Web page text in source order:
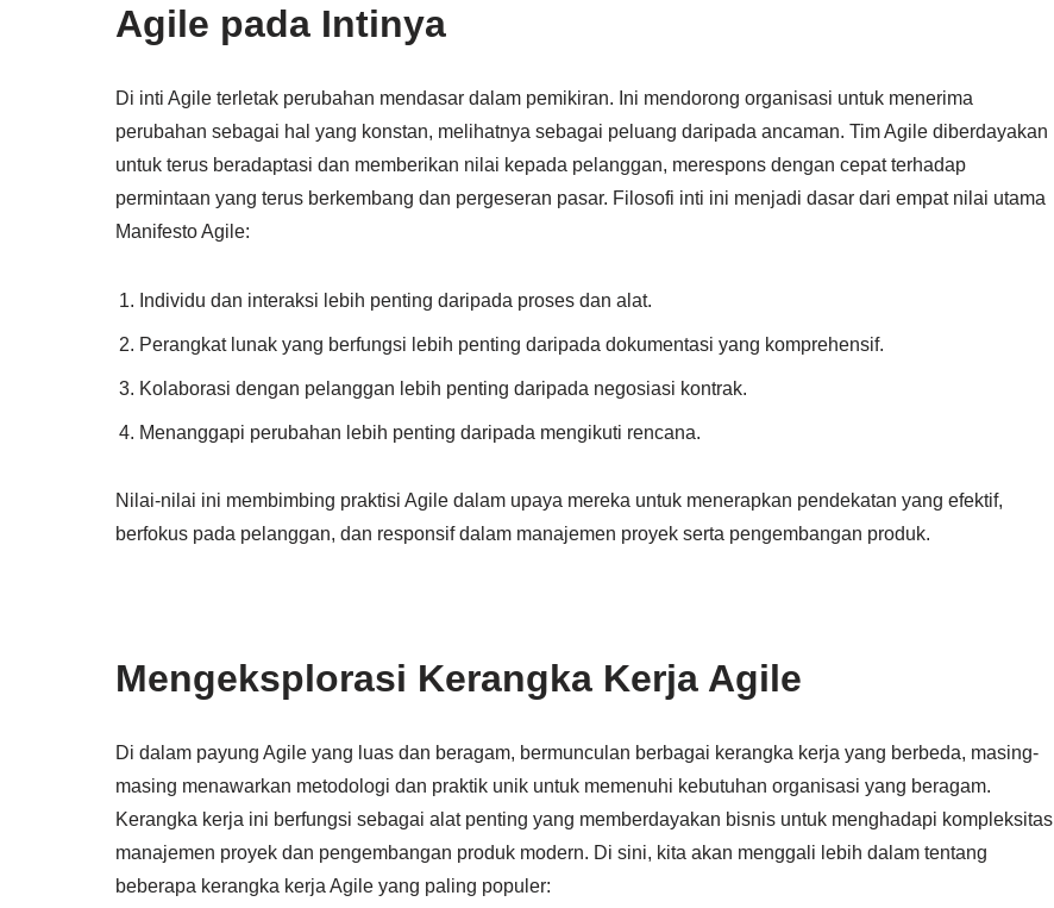
Agile pada Intinya
Di inti Agile terletak perubahan mendasar dalam pemikiran. Ini mendorong organisasi untuk menerima
perubahan sebagai hal yang konstan, melihatnya sebagai peluang daripada ancaman. Tim Agile diberdayakan
untuk terus beradaptasi dan memberikan nilai kepada pelanggan, merespons dengan cepat terhadap
permintaan yang terus berkembang dan pergeseran pasar. Filosofi inti ini menjadi dasar dari empat nilai utama
Manifesto Agile:
Individu dan interaksi lebih penting daripada proses dan alat.
Perangkat lunak yang berfungsi lebih penting daripada dokumentasi yang komprehensif.
Kolaborasi dengan pelanggan lebih penting daripada negosiasi kontrak.
Menanggapi perubahan lebih penting daripada mengikuti rencana.
Nilai-nilai ini membimbing praktisi Agile dalam upaya mereka untuk menerapkan pendekatan yang efektif,
berfokus pada pelanggan, dan responsif dalam manajemen proyek serta pengembangan produk.
Mengeksplorasi Kerangka Kerja Agile
Di dalam payung Agile yang luas dan beragam, bermunculan berbagai kerangka kerja yang berbeda, masing-
masing menawarkan metodologi dan praktik unik untuk memenuhi kebutuhan organisasi yang beragam.
Kerangka kerja ini berfungsi sebagai alat penting yang memberdayakan bisnis untuk menghadapi kompleksitas
manajemen proyek dan pengembangan produk modern. Di sini, kita akan menggali lebih dalam tentang
beberapa kerangka kerja Agile yang paling populer: